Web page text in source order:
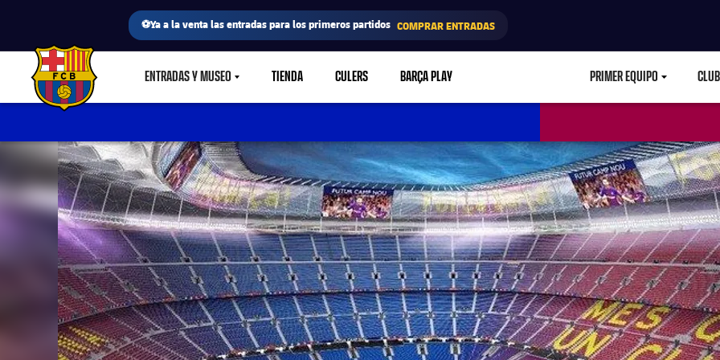
⚽Ya a la venta las entradas para los primeros partidos COMPRAR ENTRADAS
FC Barcelona club badge ENTRADAS Y MUSEOLABEL.SHARE.CARETDOWN
TIENDA CULERS BARÇA PLAY PRIMER EQUIPO CLUB